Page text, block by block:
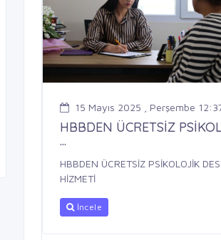
15 Mayıs 2025 , Perşembe
HBBDEN ÜCRETSİZ
...
HBBDEN ÜCRETSİZ PSİKOLOJİK
HİZMETİ
İncele